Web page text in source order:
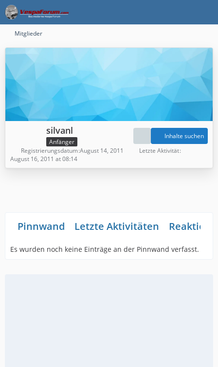
Mitglieder
silvanl
Anfänger
Inhalte suchen
Registrierungsdatum August 14, 2011
Letzte Aktivität
August 16, 2011 at 08:14
Pinnwand Letzte Aktivitäten
Es wurden noch keine Einträge an der Pinnwand verfasst.